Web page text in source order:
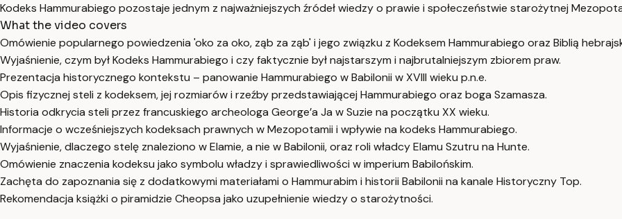
Kodeks Hammurabiego pozostaje jednym z najważniejszych źródeł wiedzy o prawie i społeczeństwie starożytnej
What the video covers
Omówienie popularnego powiedzenia 'oko za oko, ząb za ząb' i jego związku z Kodeksem Hammurabiego oraz Biblią
Wyjaśnienie, czym był Kodeks Hammurabiego i czy faktycznie był najstarszym i najbrutalniejszym zbiorem praw.
Prezentacja historycznego kontekstu – panowanie Hammurabiego w Babilonii w XVIII wieku p.n.e.
Opis fizycznej steli z kodeksem, jej rozmiarów i rzeźby przedstawiającej Hammurabiego oraz boga Szamasza.
Historia odkrycia steli przez francuskiego archeologa George’a Ja w Suzie na początku XX wieku.
Informacje o wcześniejszych kodeksach prawnych w Mezopotamii i wpływie na kodeks Hammurabiego.
Wyjaśnienie, dlaczego stelę znaleziono w Elamie, a nie w Babilonii, oraz roli władcy Elamu Szutru na Hunte.
Omówienie znaczenia kodeksu jako symbolu władzy i sprawiedliwości w imperium Babilońskim.
Zachęta do zapoznania się z dodatkowymi materiałami o Hammurabim i historii Babilonii na kanale Historyczny Top.
Rekomendacja książki o piramidzie Cheopsa jako uzupełnienie wiedzy o starożytności.